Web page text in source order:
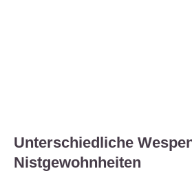
Unterschiedliche
Nistgewohnheiten